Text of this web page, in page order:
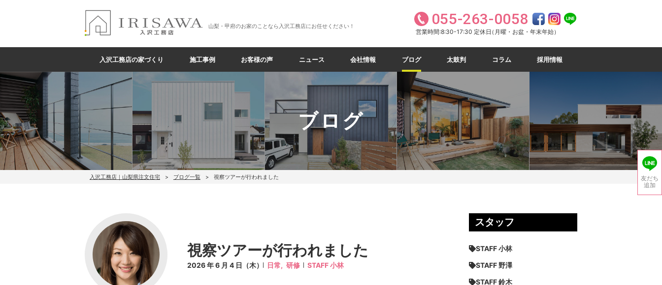
山梨・甲府のお家のことなら入沢工務店にお任せください！ 055-263-0058
営業時間:8:30-17:30 定休日（月曜・お盆・年末年始）
入沢工務店の家づくり 施工事例 お客様の声 ニュース 会社情報 ブログ 太鼓判 コラム 採用情報
ブログ
入沢工務店｜山梨県注文住宅 ブログ一覧 視察ツアーが行われました
視察ツアーが行われました
2026 年 6 月 4 日（木） 日常, 研修 STAFF 小林
スタッフ
STAFF 小林
STAFF 野澤
STAFF 鈴木
友だち
追加